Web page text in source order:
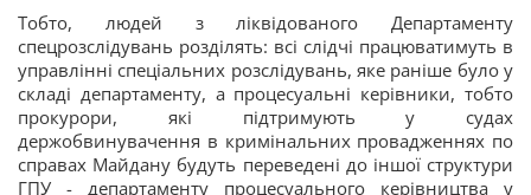
Тобто, людей з ліквідованого Департаменту
спецрозслідувань розділять: всі слідчі працюватимуть в
управлінні спеціальних розслідувань, яке раніше було у
складі департаменту, а процесуальні керівники, тобто
прокурори, які підтримують у судах
держобвинувачення в кримінальних провадженнях по
справах Майдану будуть переведені до іншої структури
ГПУ - департаменту процесуального керівництва у